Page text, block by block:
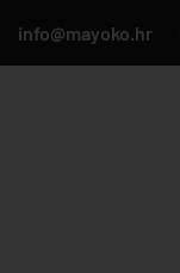
info@mayoko.hr